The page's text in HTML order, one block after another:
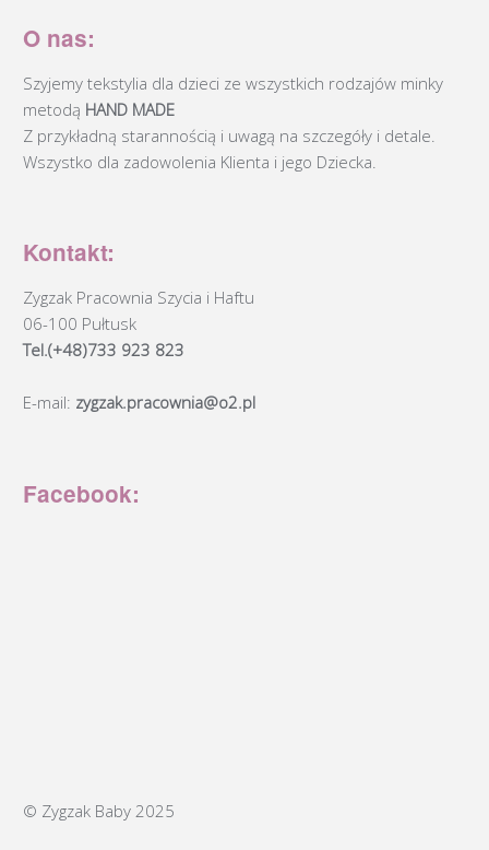
O nas:
Szyjemy tekstylia dla dzieci ze wszystkich rodzajów minky
metodą HAND MADE
Z przykładną starannością i uwagą na szczegóły i detale.
Wszystko dla zadowolenia Klienta i jego Dziecka.
Kontakt:
Zygzak Pracownia Szycia i Haftu
06-100 Pułtusk
Tel.(+48)733 923 823
E-mail: zygzak.pracownia@o2.pl
Facebook:
© Zygzak Baby 2025